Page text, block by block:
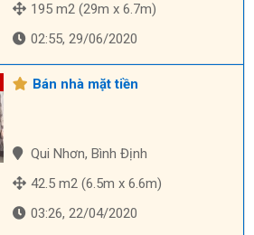
195 m2 (29m x 6.7m)
02:55, 29/06/2020
Bán nhà mặt tiền
Qui Nhơn, Bình Định
42.5 m2 (6.5m x 6.6m)
03:26, 22/04/2020